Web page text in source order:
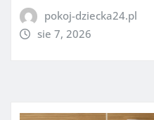
pokoj-dziecka24.pl
sie 7, 2026